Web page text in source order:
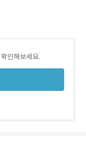
인해보세요.